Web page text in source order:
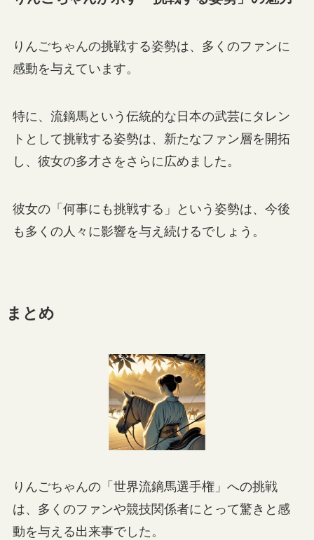
りんごちゃんの挑戦する姿勢は、多くのファンに
感動を与えています。
特に、流鏑馬という伝統的な日本の武芸にタレン
トとして挑戦する姿勢は、新たなファン層を開拓
し、彼女の多才さをさらに広めました。
彼女の「何事にも挑戦する」という姿勢は、今後
も多くの人々に影響を与え続けるでしょう。
まとめ
りんごちゃんの「世界流鏑馬選手権」への挑戦
は、多くのファンや競技関係者にとって驚きと感
動を与える出来事でした。